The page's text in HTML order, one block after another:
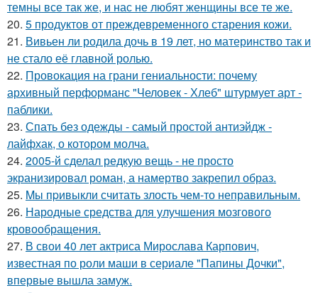
темны все так же, и нас не любят женщины все те же.
20. 5 продуктов от преждевременного старения кожи.
21. Вивьен ли родила дочь в 19 лет, но материнство так и
не стало её главной ролью.
22. Провокация на грани гениальности: почему
архивный перформанс "Человек - Хлеб" штурмует арт -
паблики.
23. Спать без одежды - самый простой антиэйдж -
лайфхак, о котором молча.
24. 2005-й сделал редкую вещь - не просто
экранизировал роман, а намертво закрепил образ.
25. Mы пpивыкли считать злость чем-то неправильным.
26. Народные средства для улучшения мозгового
кровообращения.
27. В свои 40 лет актриса Мирослава Карпович,
известная по роли маши в сериале "Папины Дочки",
впервые вышла замуж.